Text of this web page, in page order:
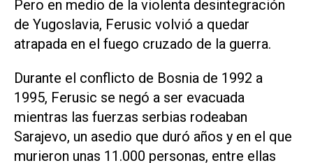
Pero en medio de la violenta desintegración
de Yugoslavia, Ferusic volvió a quedar
atrapada en el fuego cruzado de la guerra.
Durante el conflicto de Bosnia de 1992 a
1995, Ferusic se negó a ser evacuada
mientras las fuerzas serbias rodeaban
Sarajevo, un asedio que duró años y en el que
murieron unas 11.000 personas, entre ellas